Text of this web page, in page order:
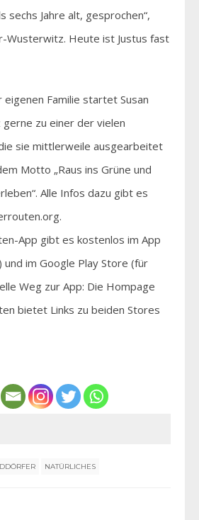
sechs Jahre alt, gesprochen“,
Wusterwitz. Heute ist Justus fast
Familie startet Susan
zu einer der vielen
sie mittlerweile ausgearbeitet
Motto „Raus ins Grüne und
Alle Infos dazu gibt es
App gibt es kostenlos im App
und im Google Play Store (für
Weg zur App: Die Hompage
bietet Links zu beiden Stores
NATÜRLICHES